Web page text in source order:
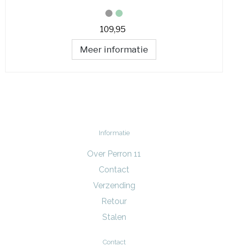
109,95
Meer informatie
Informatie
Over Perron 11
Contact
Verzending
Retour
Stalen
Contact